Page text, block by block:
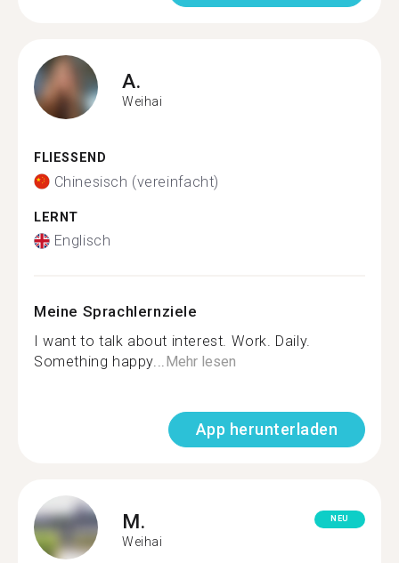
A.
Weihai
FLIESSEND
Chinesisch (vereinfacht)
LERNT
Englisch
Meine Sprachlernziele
I want to talk about interest. Work. Daily.
Something happy...Mehr lesen
App herunterladen
M.
Weihai
NEU